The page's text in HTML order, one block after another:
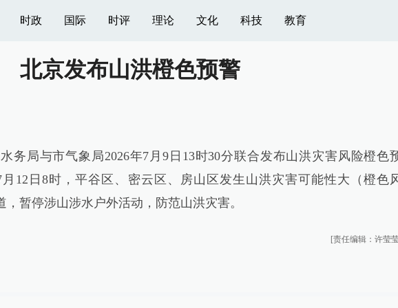
时政 国际 时评 理论 文化 科技 教育
北京发布山洪橙色预警
水务局与市气象局2026年7月9日13时30分联合发布山洪灾害风险橙色
12日8时，平谷区、密云区、房山区发生山洪灾害可能性大（橙色
暂停涉山涉水户外活动，防范山洪灾害。
[责任编辑：许莹